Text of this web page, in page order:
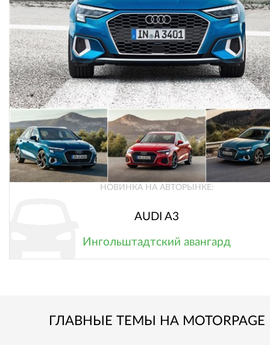
НОВИНКА НА АВТОРЫНКЕ:
AUDI A3
Ингольштадтский авангард
ГЛАВНЫЕ ТЕМЫ НА MOTORPAGE